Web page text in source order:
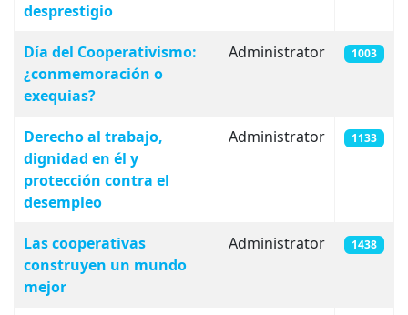
desprestigio
Día del Cooperativismo:
¿conmemoración o
exequias?
Administrator 1003
Derecho al trabajo,
dignidad en él y
protección contra el
desempleo
Administrator 1133
Las cooperativas
construyen un mundo
mejor
Administrator 1438